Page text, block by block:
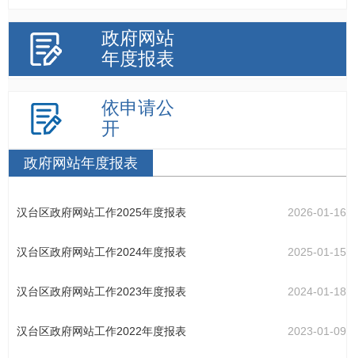
政府网站
年度报表
依申请公
开
政府网站年度报表
汉台区政府网站工作2025年度报表 2026-01-16
汉台区政府网站工作2024年度报表 2025-01-15
汉台区政府网站工作2023年度报表 2024-01-18
汉台区政府网站工作2022年度报表 2023-01-09